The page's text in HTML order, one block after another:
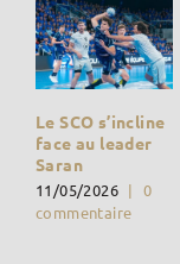
Le SCO s’incline
face au leader
Saran
11/05/2026 |
0
commentaire